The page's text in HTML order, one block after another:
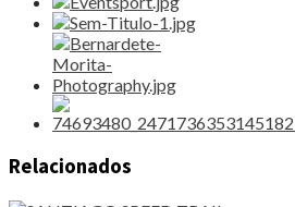
Relacionados